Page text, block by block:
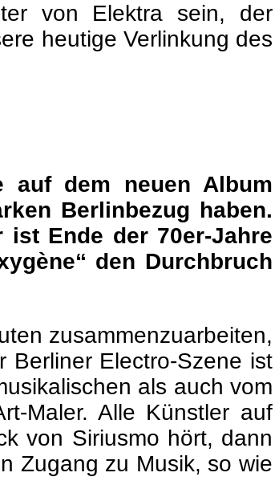
von Elektra sein, der
heutige Verlinkung des
dem neuen Album
Berlinbezug haben.
Ende der 70er-Jahre
den Durchbruch
zusammenzuarbeiten,
Electro-Szene ist
als auch vom
Maler. Alle Künstler auf
von Siriusmo hört, dann
Zugang zu Musik, so wie